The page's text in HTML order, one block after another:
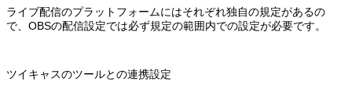
ライブ配信のプラットフォームにはそれぞれ独自の規定があるの
で、OBSの配信設定では必ず規定の範囲内での設定が必要です。
ツイキャスのツールとの連携設定